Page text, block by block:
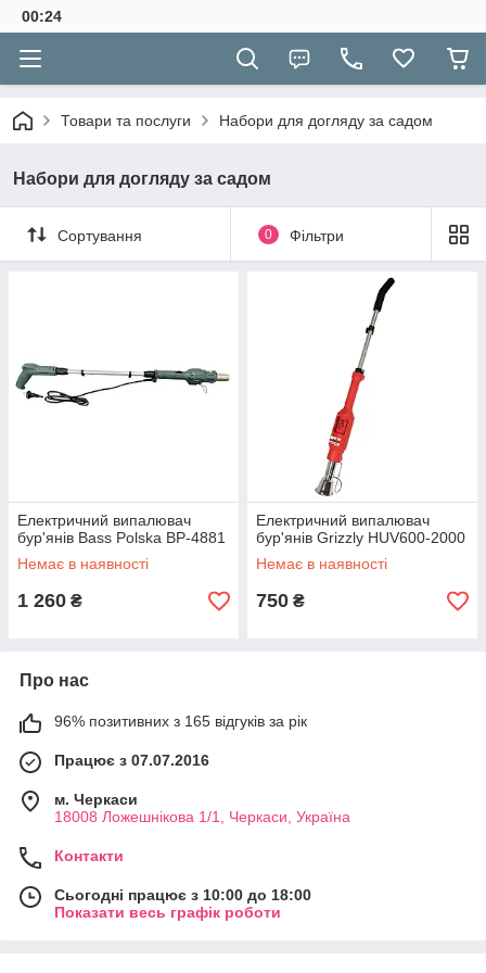
00:24
Товари та послуги Набори для догляду за садом
Набори для догляду за садом
Сортування 0 Фільтри
Електричний випалювач
бур'янів Bass Polska BP-4881
Немає в наявності
1 260 ₴
Електричний випалювач
бур'янів Grizzly HUV600-2000
Немає в наявності
750 ₴
Про нас
96% позитивних з 165 відгуків за рік
Працює з 07.07.2016
м. Черкаси
18008 Ложешнікова 1/1, Черкаси, Україна
Контакти
Сьогодні працює з 10:00 до 18:00
Показати весь графік роботи